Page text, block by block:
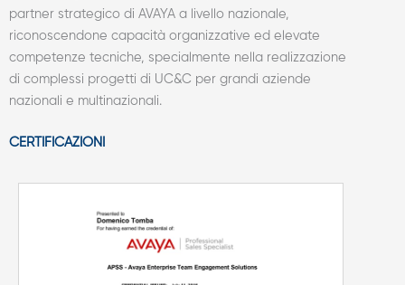
partner strategico di AVAYA a livello nazionale,
riconoscendone capacità organizzative ed elevate
competenze tecniche, specialmente nella realizzazione
di complessi progetti di UC&C per grandi aziende
nazionali e multinazionali.
CERTIFICAZIONI